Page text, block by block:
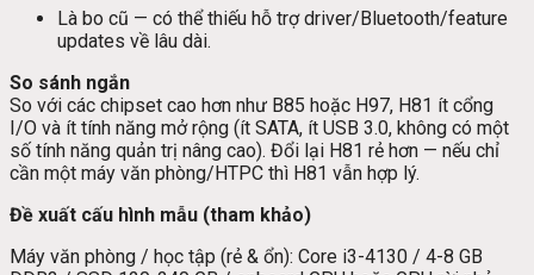
Là bo cũ — có thể thiếu hỗ trợ driver/Bluetooth/feature
updates về lâu dài.
So sánh ngắn
So với các chipset cao hơn như B85 hoặc H97, H81 ít cổng
I/O và ít tính năng mở rộng (ít SATA, ít USB 3.0, không có một
số tính năng quản trị nâng cao). Đổi lại H81 rẻ hơn — nếu chỉ
cần một máy văn phòng/HTPC thì H81 vẫn hợp lý.
Đề xuất cấu hình mẫu (tham khảo)
Máy văn phòng / học tập (rẻ & ổn): Core i3-4130 / 4-8 GB